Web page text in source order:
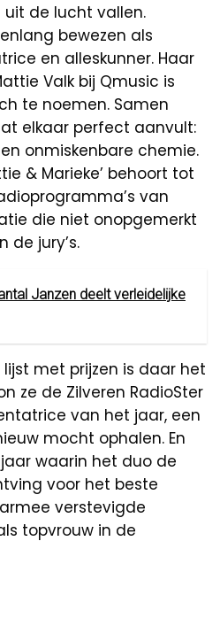
de lucht vallen.
bewezen als
en alleskunner. Haar
Valk bij Qmusic is
te noemen. Samen
elkaar perfect aanvult:
onmiskenbare chemie.
& Marieke’ behoort tot
van
die niet onopgemerkt
de jury’s.
Janzen deelt verleidelijke
lijst met prijzen is daar het
ze de Zilveren RadioSter
van het jaar, een
mocht ophalen. En
waarin het duo de
voor het beste
verstevigde
topvrouw in de